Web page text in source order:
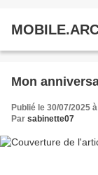
Mon
Publié le 30/07/2025
Par sabinette07